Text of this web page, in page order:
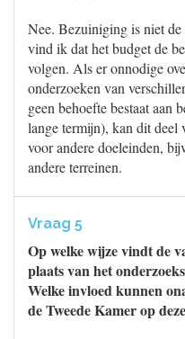
Nee. Bezuiniging is niet
vind ik dat het budget de
volgen. Als er onnodige
onderzoeken van
geen behoefte bestaat aan
lange termijn), kan dit deel
voor andere doeleinden,
andere terreinen.
Vraag 5
Op welke wijze vindt de
plaats van het
Welke invloed kunnen
de Tweede Kamer op